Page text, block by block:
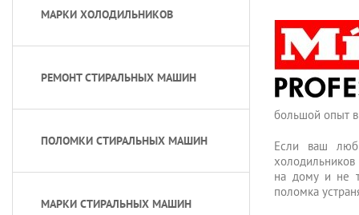
МАРКИ ХОЛОДИЛЬНИКОВ
РЕМОНТ СТИРАЛЬНЫХ МАШИН
ПОЛОМКИ СТИРАЛЬНЫХ МАШИН
МАРКИ СТИРАЛЬНЫХ МАШИН
большой опыт в
Если ваш
на дому и не
поломка